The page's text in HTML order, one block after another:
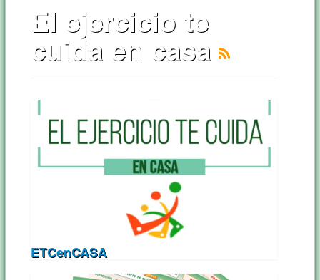
El ejercicio te
cuida en casa
ETCenCASA